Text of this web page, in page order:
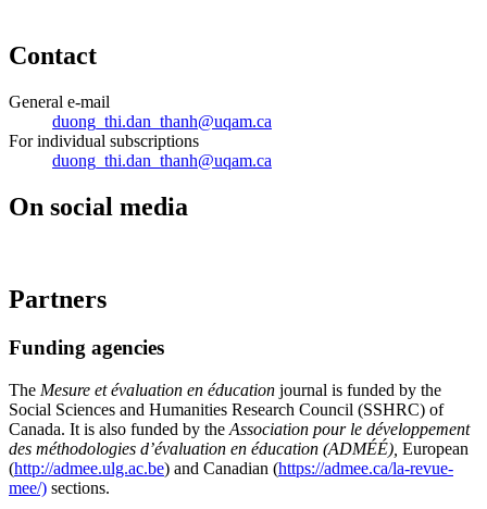
Contact
General e-mail
duong_thi.dan_thanh@uqam.ca
For individual subscriptions
duong_thi.dan_thanh@uqam.ca
On social media
Partners
Funding agencies
The Mesure et évaluation en éducation journal is funded by the
Social Sciences and Humanities Research Council (SSHRC) of
Canada. It is also funded by the Association pour le développement
des méthodologies d’évaluation en éducation (ADMÉÉ), European
(http://admee.ulg.ac.be) and Canadian (https://admee.ca/la-revue-
mee/) sections.